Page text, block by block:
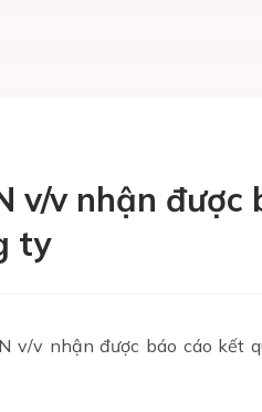
v/v nhận được
ty
v/v nhận được báo cáo kết